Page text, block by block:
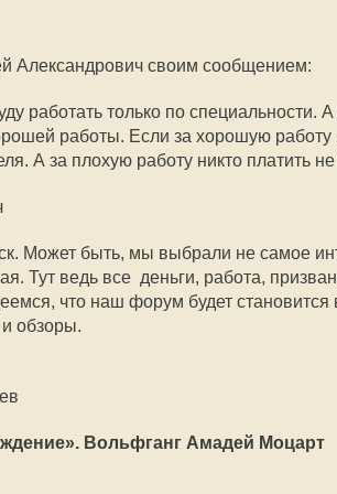
Александрович своим сообщением:
работать только по специальности. А
работы. Если за хорошую работу
А за плохую работу никто платить не
Может быть, мы выбрали не самое
Тут ведь все  деньги, работа,
что наш форум будет становится
и обзоры.
Вольфганг Амадей Моцарт